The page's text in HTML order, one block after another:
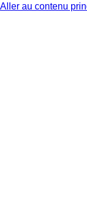
Aller au contenu